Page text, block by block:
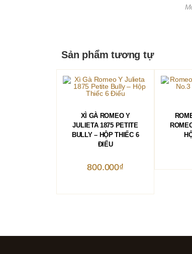
Sản phẩm tương tự
THÊM VÀO GIỎ HÀNG
XÌ GÀ ROMEO Y
JULIETA 1875 PETITE
BULLY – HỘP THIẾC 6
ĐIẾU
800.000₫